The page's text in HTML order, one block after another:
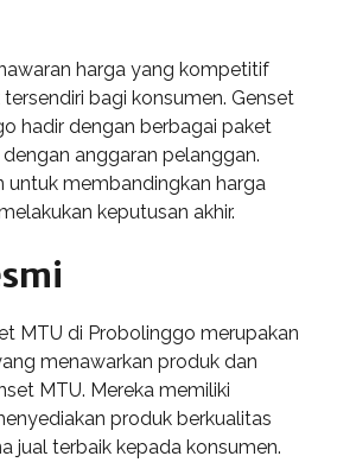
harga yang kompetitif
bagi konsumen. Genset
hadir dengan berbagai paket
anggaran pelanggan.
untuk membandingkan harga
keputusan akhir.
MTU di Probolinggo merupakan
menawarkan produk dan
MTU. Mereka memiliki
produk berkualitas
jual terbaik kepada konsumen.